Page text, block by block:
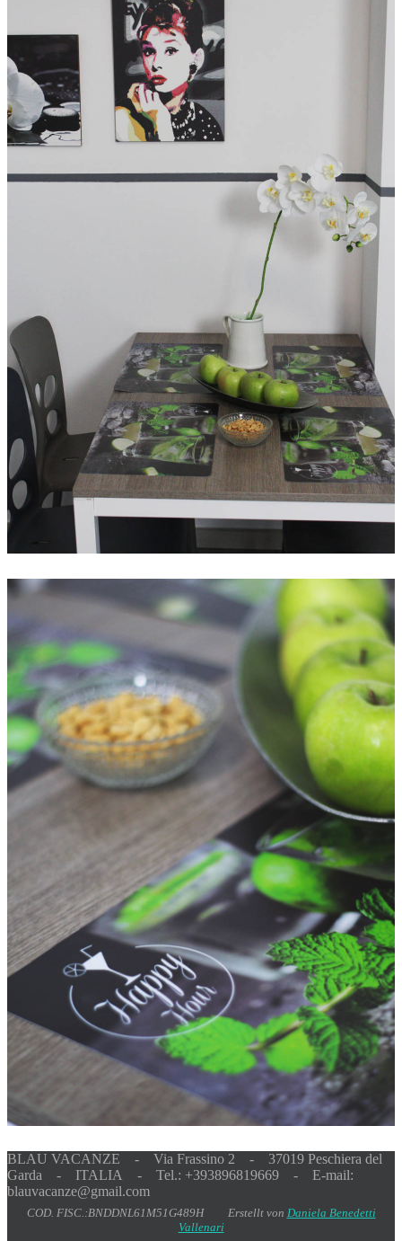
BLAU VACANZE - Via Frassino 2 - 37019 Peschiera del
Garda - ITALIA - Tel.: +393896819669 - E-mail:
blauvacanze@gmail.com
COD. FISC.:BNDDNL61M51G489H Erstellt von Daniela Benedetti
Vallenari